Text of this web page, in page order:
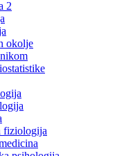
2
okolje
fiziologija